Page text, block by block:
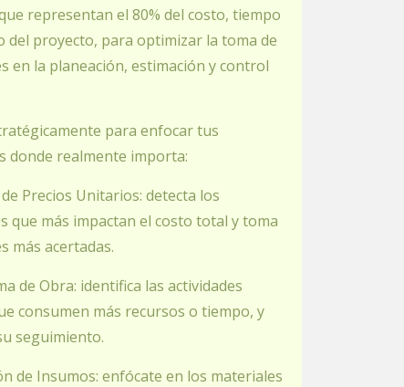
representan el 80% del costo, tiempo
del proyecto, para optimizar la toma de
en la planeación, estimación y control
para enfocar tus
donde realmente importa:
de Precios Unitarios: detecta los
que más impactan el costo total y toma
más acertadas.
de Obra: identifica las actividades
consumen más recursos o tiempo, y
seguimiento.
de Insumos: enfócate en los materiales